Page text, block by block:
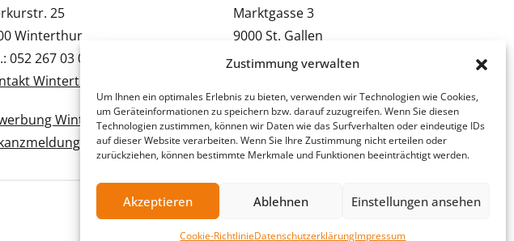
Zustimmung verwalten
Um Ihnen ein optimales Erlebnis zu bieten, verwenden wir Technologien wie Cookies,
um Geräteinformationen zu speichern bzw. darauf zuzugreifen. Wenn Sie diesen
Technologien zustimmen, können wir Daten wie das Surfverhalten oder eindeutige IDs
auf dieser Website verarbeiten. Wenn Sie Ihre Zustimmung nicht erteilen oder
zurückziehen, können bestimmte Merkmale und Funktionen beeinträchtigt werden.
Akzeptieren Ablehnen Einstellungen ansehen
Cookie-RichtlinieDatenschutzerklärungImpressum
25
Winterthur
052 267 03 03
Winterthur
Winterthur
Winterthur
Marktgasse 3
9000 St. Gallen
Tel.: 071 228 09 09
Bewerbung St. Gallen
Vakanzmeldung St. Gallen